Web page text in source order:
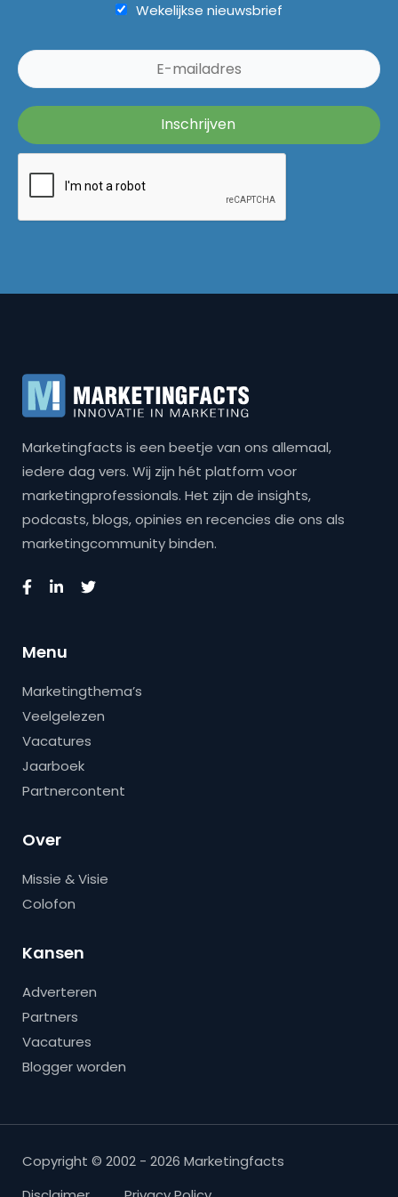
Wekelijkse nieuwsbrief
Marketingfacts is een beetje van ons allemaal,
iedere dag vers. Wij zijn hét platform voor
marketingprofessionals. Het zijn de insights,
podcasts, blogs, opinies en recencies die ons als
marketingcommunity binden.
Menu
Marketingthema’s
Veelgelezen
Vacatures
Jaarboek
Partnercontent
Over
Missie & Visie
Colofon
Kansen
Adverteren
Partners
Vacatures
Blogger worden
Copyright © 2002 - 2026 Marketingfacts